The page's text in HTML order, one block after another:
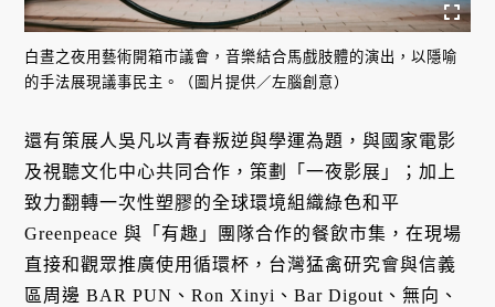
白晝之夜用藝術開箱市議會，音樂結合馬戲肢體的演出，以隱喻
的手法展現議事民主。（圖片提供／左腦創意）
還有策展人吳凡以青春叛逆與學運為題，與國家電影
及視聽文化中心共同合作，策劃「一夜影展」；加上
致力翻轉一次性塑膠的全球環境組織綠色和平
Greenpeace 與「有趣」團隊合作的餐飲市集，在現場
直接和觀眾推廣使用循環杯，台灣猛禽研究會與信義
區周邊 BAR PUN、Ron Xinyi、Bar Digout、無向、